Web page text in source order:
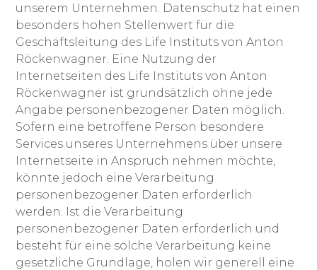
unserem Unternehmen. Datenschutz hat einen
besonders hohen Stellenwert für die
Geschäftsleitung des Life Instituts von Anton
Röckenwagner. Eine Nutzung der
Internetseiten des Life Instituts von Anton
Röckenwagner ist grundsätzlich ohne jede
Angabe personenbezogener Daten möglich.
Sofern eine betroffene Person besondere
Services unseres Unternehmens über unsere
Internetseite in Anspruch nehmen möchte,
könnte jedoch eine Verarbeitung
personenbezogener Daten erforderlich
werden. Ist die Verarbeitung
personenbezogener Daten erforderlich und
besteht für eine solche Verarbeitung keine
gesetzliche Grundlage, holen wir generell eine